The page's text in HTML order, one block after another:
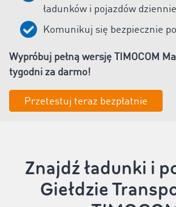
ładunków i pojazdów dziennie
Komunikuj się bezpiecznie
Wypróbuj pełną wersję TIMOCOM
tygodni za darmo!
Przetestuj teraz bezpłatnie
Znajdź ładunki i
Giełdzie